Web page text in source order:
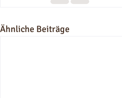
Ähnliche Beiträge